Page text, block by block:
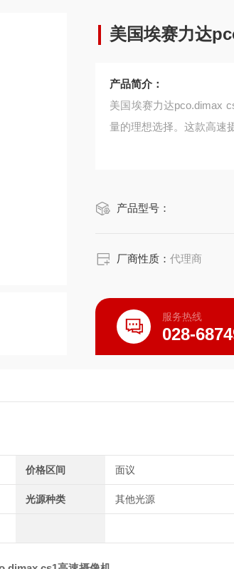
美国埃赛力达
产品简介：
美国埃赛力达pco.dimax
量的理想选择。这款高速
产品型号：
厂商性质：代理商
服务热线
028-
价格区间 面议
光源种类 其他光源